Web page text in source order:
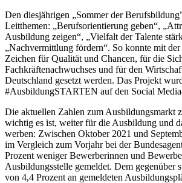
Den diesjährigen „Sommer der
Leitthemen: „Berufsorientierung geben“,
Ausbildung zeigen“, „Vielfalt der Talente
„Nachvermittlung fördern“. So konnte mit
Zeichen für Qualität und Chancen, für die
Fachkräftenachwuchses und für den
Deutschland gesetzt werden. Das Projekt
#AusbildungSTARTEN auf den Social
Die aktuellen Zahlen zum Ausbildungsmarkt
wichtig es ist, weiter für die Ausbildung und
werben: Zwischen Oktober 2021 und
im Vergleich zum Vorjahr bei der
Prozent weniger Bewerberinnen und
Ausbildungsstelle gemeldet. Dem gegenüber
von 4,4 Prozent an gemeldeten